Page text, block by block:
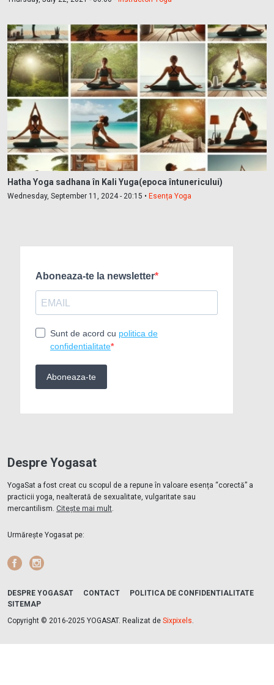
Hatha Yoga sadhana în Kali Yuga(epoca întunericului)
Wednesday, September 11, 2024 - 20:15 • Esența Yoga
Despre Yogasat
YogaSat a fost creat cu scopul de a repune în valoare esența “corectă” a
practicii yoga, nealterată de sexualitate, vulgaritate sau
mercantilism. Citește mai mult
Urmărește Yogasat pe:
Facebook
DESPRE YOGASAT CONTACT
POLITICA DE CONFIDENTIALITATE
SITEMAP
Copyright © 2016-2025 YOGASAT. Realizat de Sixpixels